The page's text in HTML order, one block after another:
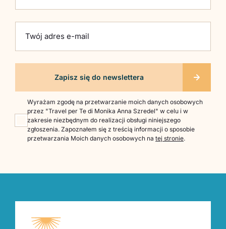
Twój adres e-mail
Wyrażam zgodę na przetwarzanie moich danych osobowych
przez "Travel per Te di Monika Anna Szredel" w celu i w
zakresie niezbędnym do realizacji obsługi niniejszego
zgłoszenia. Zapoznałem się z treścią informacji o sposobie
przetwarzania Moich danych osobowych na tej stronie.